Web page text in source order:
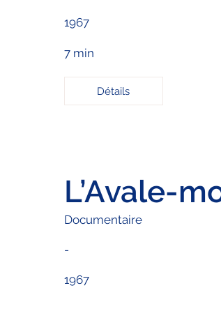
1967
7 min
Détails
L’Avale-
Documentaire
-
1967